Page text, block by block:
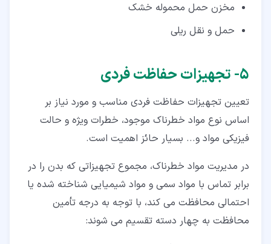
مخزن حمل محموله خشک
حمل و نقل ریلی
۵‏- تجهیزات حفاظت فردی
تعیین تجهیزات حفاظت فردی مناسب و مورد نیاز بر
اساس نوع مواد خطرناک موجود، خطرات ویژه و حالت
فیزیکی مواد و... بسیار حائز اهمیت است.
در مدیریت مواد خطرناک، مجموع تجهیزاتی که بدن را در
برابر تماس با مواد سمی و مواد شیمیایی شناخته شده یا
احتمالی محافظت می ‌کند، با توجه به درجه تأمین
محافظت به چهار دسته تقسیم می ‌شوند: